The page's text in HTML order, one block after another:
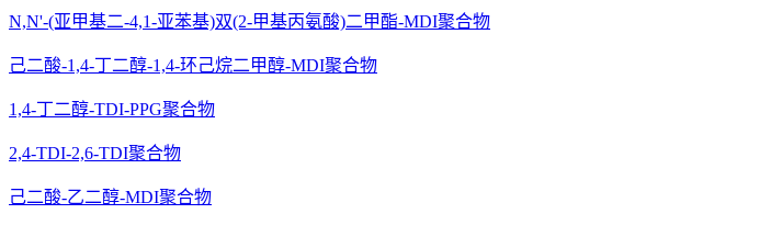
N,N'-(亚甲基二-4,1-亚苯基)双(2-甲基丙氨酸)二甲酯-MDI聚合物
己二酸-1,4-丁二醇-1,4-环己烷二甲醇-MDI聚合物
1,4-丁二醇-TDI-PPG聚合物
2,4-TDI-2,6-TDI聚合物
己二酸-乙二醇-MDI聚合物